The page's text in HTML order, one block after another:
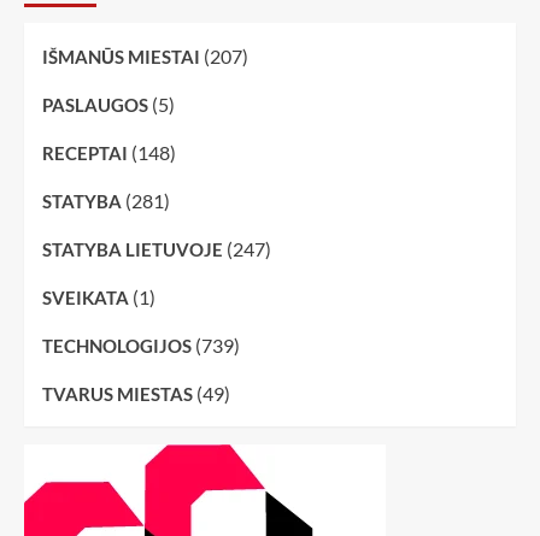
IŠMANŪS MIESTAI (207)
PASLAUGOS (5)
RECEPTAI (148)
STATYBA (281)
STATYBA LIETUVOJE (247)
SVEIKATA (1)
TECHNOLOGIJOS (739)
TVARUS MIESTAS (49)